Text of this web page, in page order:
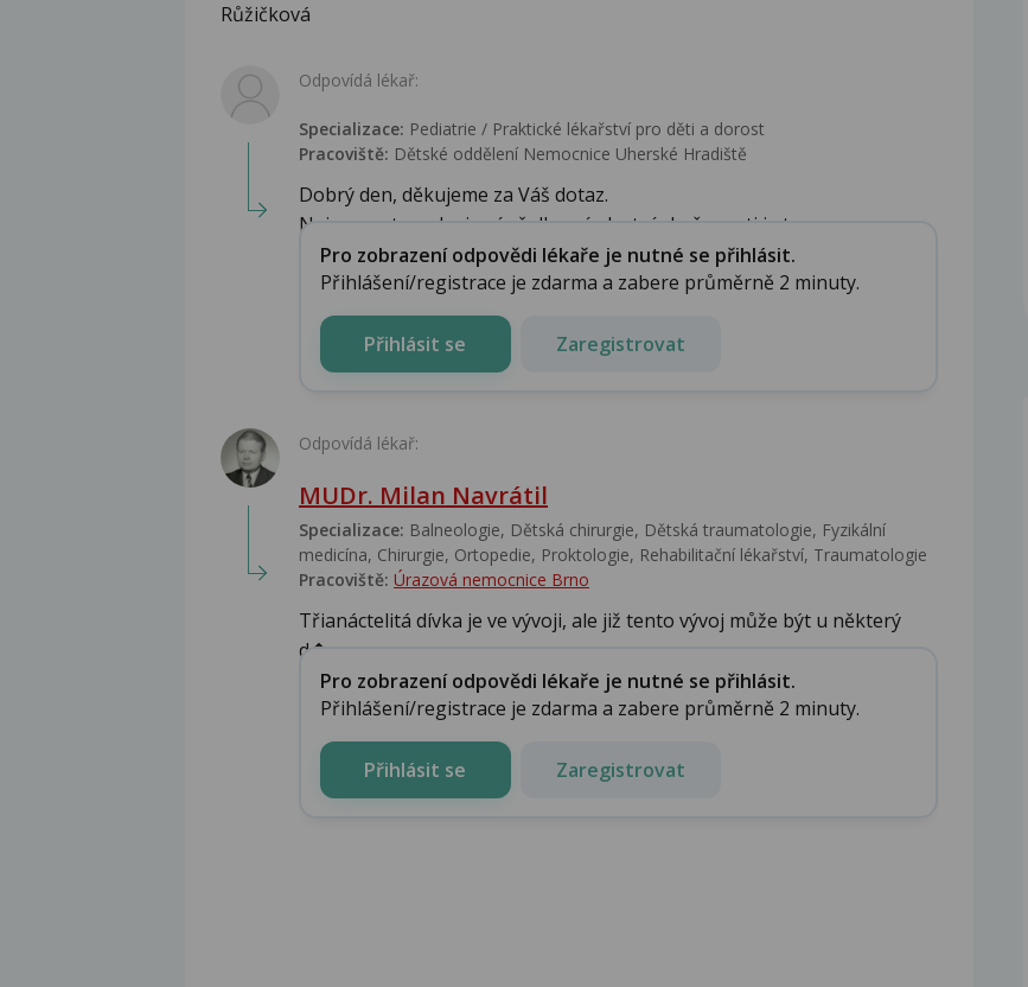
Růžičková
Odpovídá lékař:
Specializace: Pediatrie / Praktické lékařství pro děti a dorost
Pracoviště: Dětské oddělení Nemocnice Uherské Hradiště
Dobrý den, děkujeme za Váš dotaz.
Nejsem ortoped, nicméně dle své vlastní zkušenosti je t...
Pro zobrazení odpovědi lékaře je nutné se přihlásit.
Přihlášení/registrace je zdarma a zabere průměrně 2 minuty.
Přihlásit se Zaregistrovat
Odpovídá lékař:
MUDr. Milan Navrátil
Specializace: Balneologie, Dětská chirurgie, Dětská traumatologie, Fyzikální
medicína, Chirurgie, Ortopedie, Proktologie, Rehabilitační lékařství‎, Traumatologie
Pracoviště: Úrazová nemocnice Brno
Třianáctelitá dívka je ve vývoji, ale již tento vývoj může být u některý
d�...
Pro zobrazení odpovědi lékaře je nutné se přihlásit.
Přihlášení/registrace je zdarma a zabere průměrně 2 minuty.
Přihlásit se Zaregistrovat